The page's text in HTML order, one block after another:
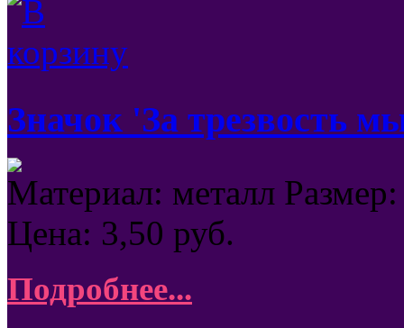
Значок 'За трезвость
Материал: металл
Цена: 3,50 руб.
Подробнее...